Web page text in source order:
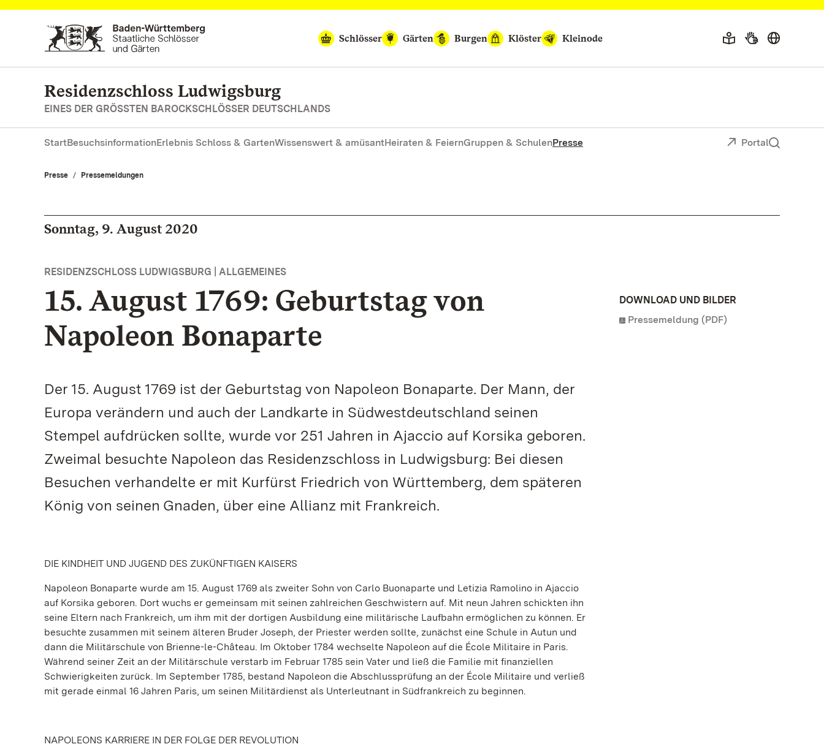
Zum Hauptinhalt springen
Schlösser
Gärten Burgen Klöster Kleinode
Residenzschloss Ludwigsburg
EINES DER GRÖSSTEN BAROCKSCHLÖSSER DEUTSCHLANDS
StartBesuchsinformationErlebnis Schloss & GartenWissenswert & amüsantHeiraten & FeiernGruppen & SchulenPresse Portal
Presse Pressemeldungen
Sonntag, 9. August 2020
RESIDENZSCHLOSS LUDWIGSBURG | ALLGEMEINES
15. August 1769: Geburtstag von
Napoleon Bonaparte
Der 15. August 1769 ist der Geburtstag von Napoleon Bonaparte. Der Mann, der
Europa verändern und auch der Landkarte in Südwestdeutschland seinen
Stempel aufdrücken sollte, wurde vor 251 Jahren in Ajaccio auf Korsika geboren.
Zweimal besuchte Napoleon das Residenzschloss in Ludwigsburg: Bei diesen
Besuchen verhandelte er mit Kurfürst Friedrich von Württemberg, dem späteren
König von seinen Gnaden, über eine Allianz mit Frankreich.
DIE KINDHEIT UND JUGEND DES ZUKÜNFTIGEN KAISERS
Napoleon Bonaparte wurde am 15. August 1769 als zweiter Sohn von Carlo Buonaparte und Letizia Ramolino in Ajaccio
auf Korsika geboren. Dort wuchs er gemeinsam mit seinen zahlreichen Geschwistern auf. Mit neun Jahren schickten ihn
seine Eltern nach Frankreich, um ihm mit der dortigen Ausbildung eine militärische Laufbahn ermöglichen zu können. Er
besuchte zusammen mit seinem älteren Bruder Joseph, der Priester werden sollte, zunächst eine Schule in Autun und
dann die Militärschule von Brienne-le-Château. Im Oktober 1784 wechselte Napoleon auf die École Militaire in Paris.
Während seiner Zeit an der Militärschule verstarb im Februar 1785 sein Vater und ließ die Familie mit finanziellen
Schwierigkeiten zurück. Im September 1785, bestand Napoleon die Abschlussprüfung an der École Militaire und verließ
mit gerade einmal 16 Jahren Paris, um seinen Militärdienst als Unterleutnant in Südfrankreich zu beginnen.
NAPOLEONS KARRIERE IN DER FOLGE DER REVOLUTION
DOWNLOAD UND BILDER
Pressemeldung (PDF)